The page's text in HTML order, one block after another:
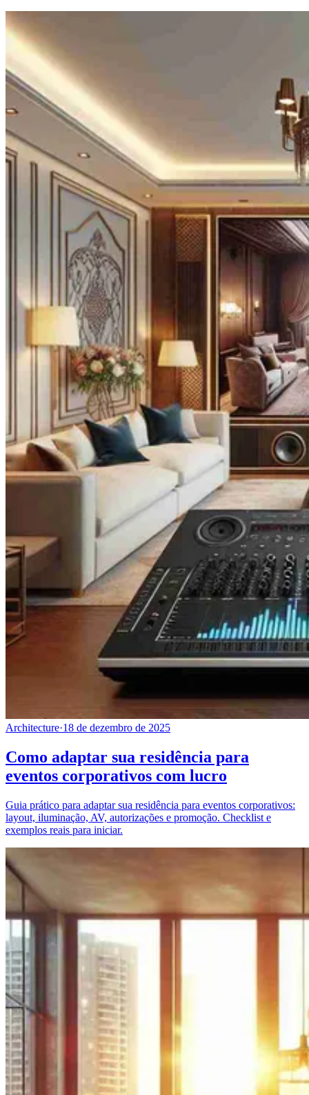
Architecture·18 de dezembro de 2025
Como adaptar sua residência para
eventos corporativos com lucro
Guia prático para adaptar sua residência para eventos corporativos:
layout, iluminação, AV, autorizações e promoção. Checklist e
exemplos reais para iniciar.